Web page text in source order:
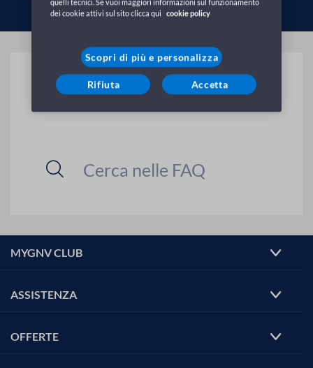
Inserisci il testo che vuoi
cercare:
MYGNV CLUB
ASSISTENZA
OFFERTE
quelli tecnici. Se vuoi maggiori informazioni sul funzionamento
dei cookie attivi sul sito clicca qui
cookie policy
Scopri di più e personalizza
Rifiuta Accetta